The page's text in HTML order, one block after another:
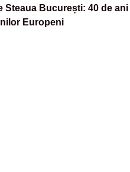
Steaua București: 40 de ani
Europeni